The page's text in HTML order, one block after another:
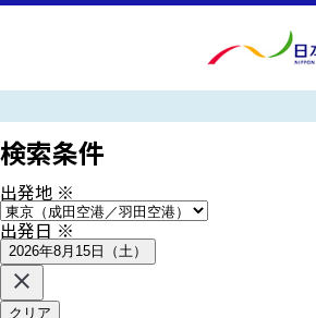
検索条件
出発地 ※
出発日※
2026年8月15日（土）
クリア